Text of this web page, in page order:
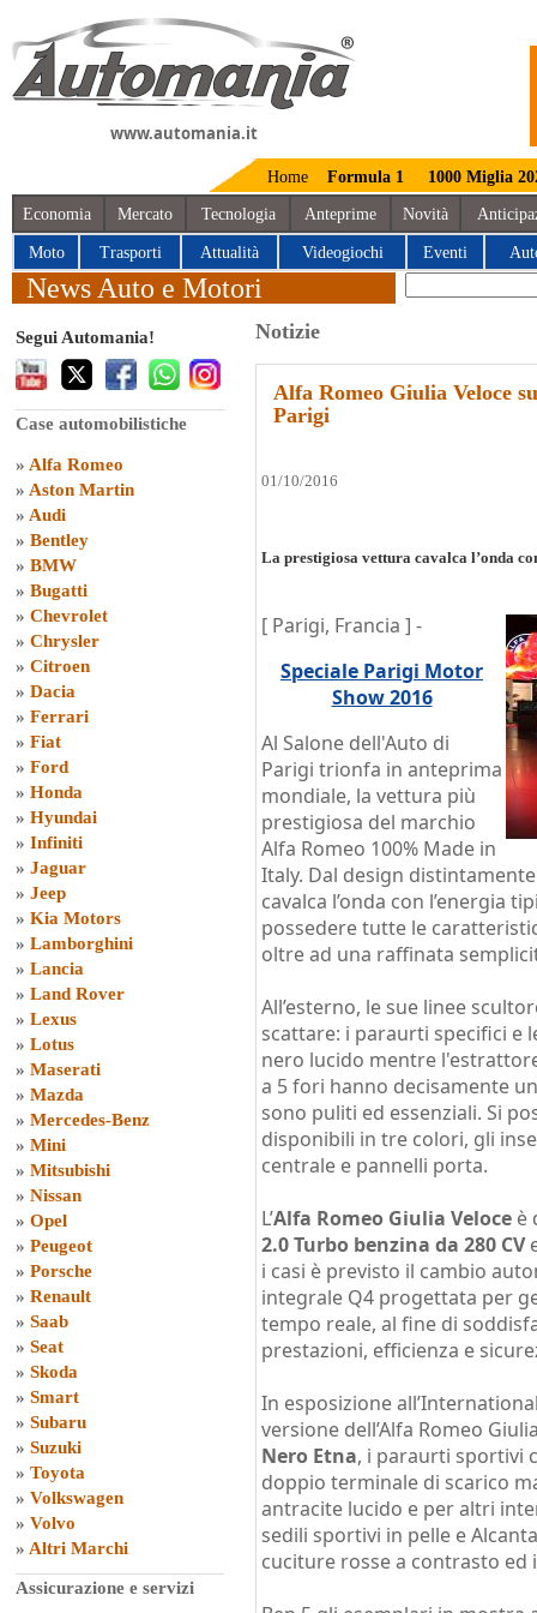
www.automania.it
Home Formula 1 1000 Miglia
Economia Mercato Tecnologia Anteprime Novità
Moto Trasporti Attualità Videogiochi Eventi
News Auto e Motori
Segui Automania!
Case automobilistiche
» Alfa Romeo
» Aston Martin
» Audi
» Bentley
» BMW
» Bugatti
» Chevrolet
» Chrysler
» Citroen
» Dacia
» Ferrari
» Fiat
» Ford
» Honda
» Hyundai
» Infiniti
» Jaguar
» Jeep
» Kia Motors
» Lamborghini
» Lancia
» Land Rover
» Lexus
» Lotus
» Maserati
» Mazda
» Mercedes-Benz
» Mini
» Mitsubishi
» Nissan
» Opel
» Peugeot
» Porsche
» Renault
» Saab
» Seat
» Skoda
» Smart
» Subaru
» Suzuki
» Toyota
» Volkswagen
» Volvo
» Altri Marchi
Assicurazione e servizi
Notizie
Alfa Romeo Giulia Veloce
Parigi
01/10/2016
La prestigiosa vettura cavalca l’onda
[ Parigi, Francia ] -
Speciale Parigi Motor
Show 2016
Al Salone dell'Auto di
Parigi trionfa in anteprima
mondiale, la vettura più
prestigiosa del marchio
Alfa Romeo 100% Made in
Italy. Dal design distintamente
cavalca l’onda con l’energia
possedere tutte le
oltre ad una raffinata
All’esterno, le sue linee
scattare: i paraurti specifici e
nero lucido mentre
a 5 fori hanno decisamente
sono puliti ed essenziali. Si
disponibili in tre colori, gli
centrale e pannelli porta.
L’Alfa Romeo Giulia Veloce è
2.0 Turbo benzina da 280 CV
i casi è previsto il cambio
integrale Q4 progettata per
tempo reale, al fine di
prestazioni, efficienza e
In esposizione
versione dell’Alfa Romeo
Nero Etna, i paraurti sportivi
doppio terminale di scarico
antracite lucido e per altri
sedili sportivi in pelle e
cuciture rosse a contrasto ed